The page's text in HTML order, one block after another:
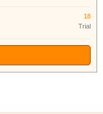
18
Trial